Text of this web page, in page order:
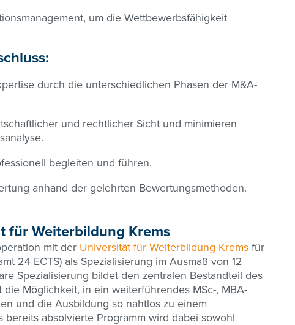
um die Wettbewerbsfähigkeit
durch die unterschiedlichen Phasen der M&A-
und rechtlicher Sicht und minimieren
begleiten und führen.
anhand der gelehrten Bewertungsmethoden.
für Weiterbildung Krems
mit der Universität für Weiterbildung Krems für
24 ECTS) als Spezialisierung im Ausmaß von 12
Spezialisierung bildet den zentralen Bestandteil des
Möglichkeit, in ein weiterführendes MSc-, MBA-
und die Ausbildung so nahtlos zu einem
bereits absolvierte Programm wird dabei sowohl